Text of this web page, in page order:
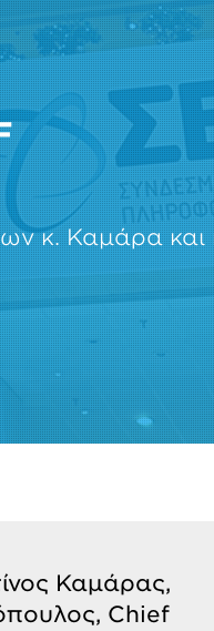
κ. Καμάρα και
Καμάρας,
Chief